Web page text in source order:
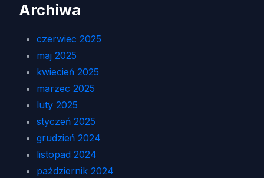
Archiwa
czerwiec 2025
maj 2025
kwiecień 2025
marzec 2025
luty 2025
styczeń 2025
grudzień 2024
listopad 2024
październik 2024